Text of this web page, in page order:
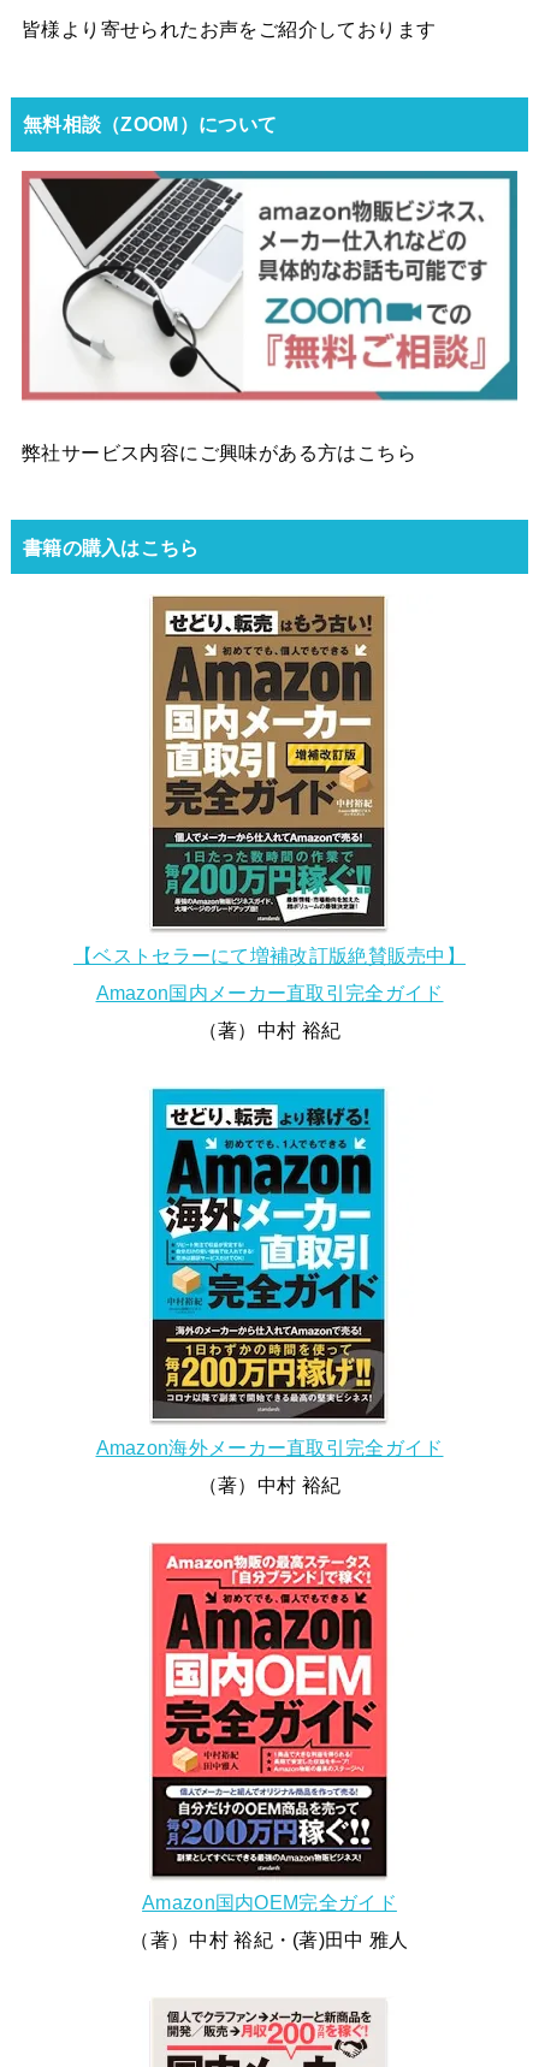
皆様より寄せられたお声をご紹介しております
無料相談（ZOOM）について
弊社サービス内容にご興味がある方はこちら
書籍の購入はこちら
【ベストセラーにて増補改訂版絶賛販売中】
Amazon国内メーカー直取引完全ガイド
（著）中村 裕紀
Amazon海外メーカー直取引完全ガイド
（著）中村 裕紀
Amazon国内OEM完全ガイド
（著）中村 裕紀・(著)田中 雅人